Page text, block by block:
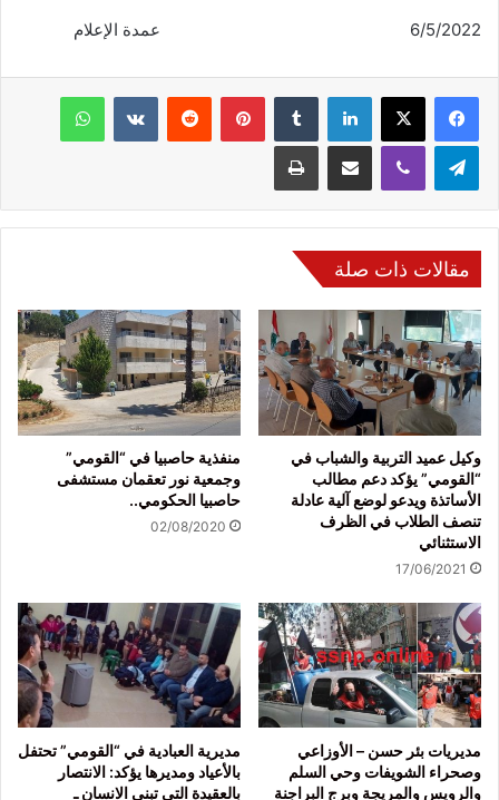
6/5/2022 عمدة الإعلام
فيسبوك لينكدإن بينتيريست
مقالات ذات صلة
وكيل عميد التربية والشباب في
“القومي” يؤكد دعم مطالب
الأساتذة ويدعو لوضع آلية عادلة
تنصف الطلاب في الظرف
الاستثنائي
17/06/2021
منفذية حاصبيا في “القومي”
وجمعية نور تعقمان مستشفى
حاصبيا الحكومي..
02/08/2020
مديريات بئر حسن – الأوزاعي
وصحراء الشويفات وحي السلم
والرويس والمريجة وبرج البراجنة
مديرية العبادية في “القومي” تحتفل
بالأعياد ومديرها يؤكد: الانتصار
بالعقيدة التي تبني الانسان ـ